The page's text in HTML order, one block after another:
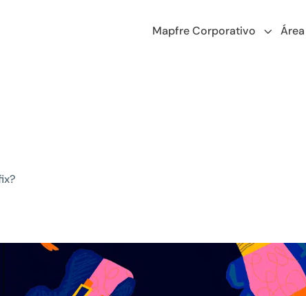
Mapfre Corporativo